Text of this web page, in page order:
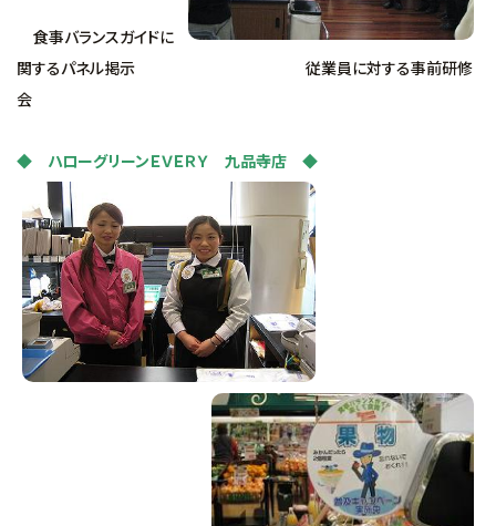
食事バランスガイドに
関するパネル掲示 従業員に対する事前研修
会
◆ ハローグリーンＥＶＥＲＹ 九品寺店 ◆